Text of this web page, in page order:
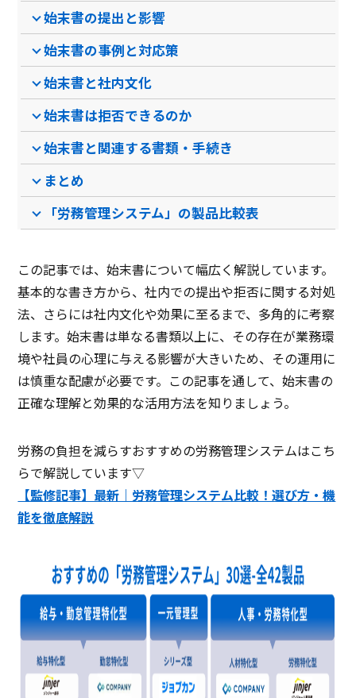
始末書の提出と影響
始末書の事例と対応策
始末書と社内文化
始末書は拒否できるのか
始末書と関連する書類・手続き
まとめ
「労務管理システム」の製品比較表
この記事では、始末書について幅広く解説しています。
基本的な書き方から、社内での提出や拒否に関する対処
法、さらには社内文化や効果に至るまで、多角的に考察
します。始末書は単なる書類以上に、その存在が業務環
境や社員の心理に与える影響が大きいため、その運用に
は慎重な配慮が必要です。この記事を通して、始末書の
正確な理解と効果的な活用方法を知りましょう。
労務の負担を減らすおすすめの労務管理システムはこち
らで解説しています▽
【監修記事】最新｜労務管理システム比較！選び方・機
能を徹底解説